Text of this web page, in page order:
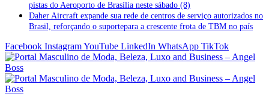
pistas do Aeroporto de Brasília neste sábado (8)
Daher Aircraft expande sua rede de centros de serviço autorizados no
Brasil, reforçando o suportepara a crescente frota de TBM no país
Facebook InstagramYouTube LinkedIn WhatsApp TikTok